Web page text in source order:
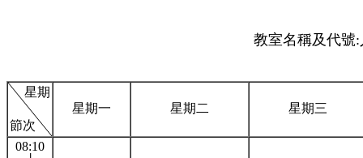
教室名稱及代號
星期
節次
星期一 星期二 星期三
08:10